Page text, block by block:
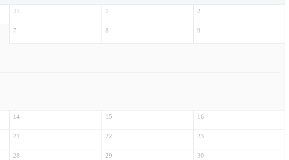
31 1 2
7 8 9
14 15 16
21 22 23
28 29 30